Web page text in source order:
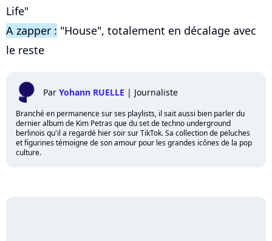
Life"
A zapper : "House", totalement en décalage avec
le reste
Par Yohann RUELLE | Journaliste
Branché en permanence sur ses playlists, il sait aussi bien parler du
dernier album de Kim Petras que du set de techno underground
berlinois qu'il a regardé hier soir sur TikTok. Sa collection de peluches
et figurines témoigne de son amour pour les grandes icônes de la pop
culture.